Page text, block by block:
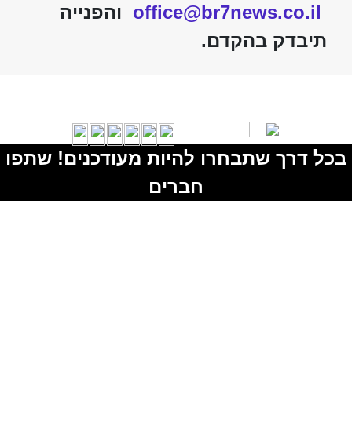
office@br7news.co.il והפנייה
תיבדק בהקדם.
בכל דרך שתבחרו להיות מעודכנים! שתפו
חברים